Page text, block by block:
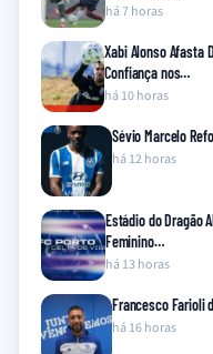
há 7 horas
Xabi Alonso Afasta
Confiança nos…
há 10 horas
Sévio Marcelo
há 12 horas
Estádio do Dragão
Feminino…
há 13 horas
Francesco Farioli
há 16 horas